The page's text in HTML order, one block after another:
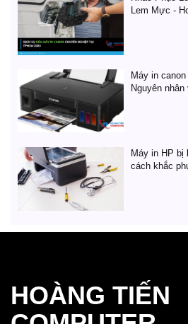
Lem Mực -
Máy in
Nguyên
Máy in HP bị
cách khắc
HOÀNG TIẾN